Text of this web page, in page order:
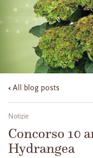
All blog posts
Notizie
Concorso 10
Hydrangea